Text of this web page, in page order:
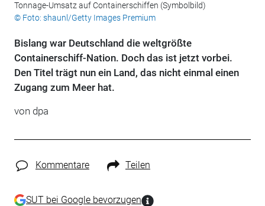
Tonnage-Umsatz auf Containerschiffen (Symbolbild)
© Foto: shaunl/Getty Images Premium
Bislang war Deutschland die weltgrößte
Containerschiff-Nation. Doch das ist jetzt vorbei.
Den Titel trägt nun ein Land, das nicht einmal einen
Zugang zum Meer hat.
von dpa
Kommentare Teilen
SUT bei Google bevorzugen